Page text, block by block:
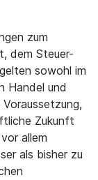
zum
dem Steuer-
sowohl im
Handel und
Zukunft
allem
als bisher zu